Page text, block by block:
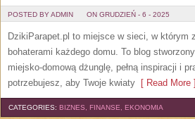
POSTED BY ADMIN ON GRUDZIEŃ - 6 - 2025
DzikiParapet.pl to miejsce w sieci, w którym
bohaterami każdego domu. To blog
miejsko-domową dżunglę, pełną inspiracji i
potrzebujesz, aby Twoje kwiaty [ Read More ]
CATEGORIES: BIZNES, FINANSE, EKONOMIA